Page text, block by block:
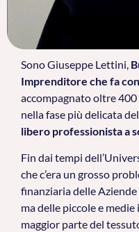
Sono Giuseppe Lettini,
Imprenditore che fa
accompagnato oltre
nella fase più delicata
libero professionista a
Fin dai tempi
che c’era un grosso
finanziaria delle
ma delle piccole e
maggior parte del